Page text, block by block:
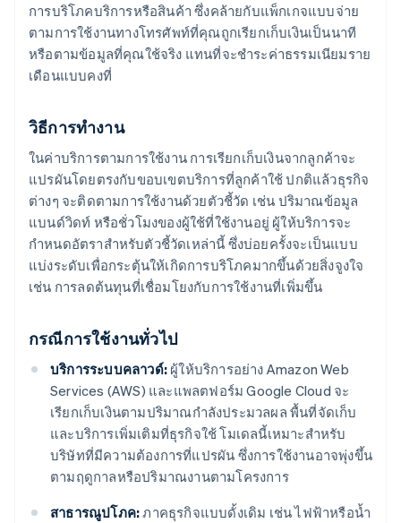
การบริโภคบริการหรือสินค้า ซึ่งคล้ายกับแพ็กเกจแบบจ่าย
ตามการใช้งานทางโทรศัพท์ที่คุณถูกเรียกเก็บเงินเป็นนาที
หรือตามข้อมูลที่คุณใช้จริง แทนที่จะชำระค่าธรรมเนียมราย
เดือนแบบคงที่
วิธีการทำงาน
ในค่าบริการตามการใช้งาน การเรียกเก็บเงินจากลูกค้าจะ
แปรผันโดยตรงกับขอบเขตบริการที่ลูกค้าใช้ ปกติแล้วธุรกิจ
ต่างๆ จะติดตามการใช้งานด้วยตัวชี้วัด เช่น ปริมาณข้อมูล
แบนด์วิดท์ หรือชั่วโมงของผู้ใช้ที่ใช้งานอยู่ ผู้ให้บริการจะ
กำหนดอัตราสำหรับตัวชี้วัดเหล่านี้ ซึ่งบ่อยครั้งจะเป็นแบบ
แบ่งระดับเพื่อกระตุ้นให้เกิดการบริโภคมากขึ้นด้วยสิ่งจูงใจ
เช่น การลดต้นทุนที่เชื่อมโยงกับการใช้งานที่เพิ่มขึ้น
กรณีการใช้งานทั่วไป
บริการระบบคลาวด์: ผู้ให้บริการอย่าง Amazon Web
Services (AWS) และแพลตฟอร์ม Google Cloud จะ
เรียกเก็บเงินตามปริมาณกำลังประมวลผล พื้นที่จัดเก็บ
และบริการเพิ่มเติมที่ธุรกิจใช้ โมเดลนี้เหมาะสำหรับ
บริษัทที่มีความต้องการที่แปรผัน ซึ่งการใช้งานอาจพุ่งขึ้น
ตามฤดูกาลหรือปริมาณงานตามโครงการ
สาธารณูปโภค:ภาคธุรกิจแบบดั้งเดิม เช่น ไฟฟ้าหรือน้ำ